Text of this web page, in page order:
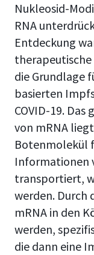
Nukleosid-
RNA
Entdeckung
die Grundlage
basierten
COVID-19.
von mRNA
Botenmolekül
Informationen
transportiert,
werden. Durch
mRNA in den
werden,
die dann eine